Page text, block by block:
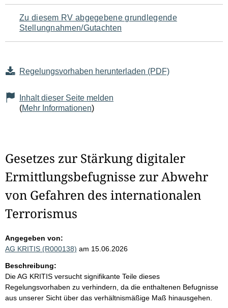
Zu diesem RV abgegebene grundlegende
Stellungnahmen/Gutachten
Regelungsvorhaben herunterladen (PDF)
Inhalt dieser Seite melden
(Mehr Informationen)
Gesetzes zur Stärkung digitaler
Ermittlungsbefugnisse zur Abwehr
von Gefahren des internationalen
Terrorismus
Angegeben von:
AG KRITIS (R000138) am 15.06.2026
Beschreibung:
Die AG KRITIS versucht signifikante Teile dieses
Regelungsvorhaben zu verhindern, da die enthaltenen Befugnisse
aus unserer Sicht über das verhältnismäßige Maß hinausgehen.